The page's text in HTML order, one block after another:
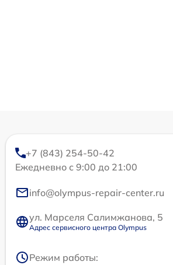
+7 (843) 254-50-42
Ежедневно с 9:00 до 21:00
info@olympus-repair-center.ru
ул. Марселя Салимжанова, 5
Адрес сервисного центра Olympus
Режим работы: